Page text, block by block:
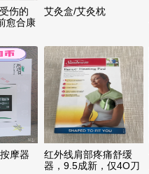
伤的
愈合康
艾灸盒/艾灸枕
摩器
红外线肩部疼痛舒缓
器，9.5成新，仅4O刀